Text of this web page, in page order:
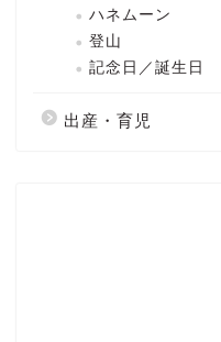
ハネムーン
登山
記念日／誕生日
出産・育児